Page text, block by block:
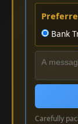
Bank
Carefully